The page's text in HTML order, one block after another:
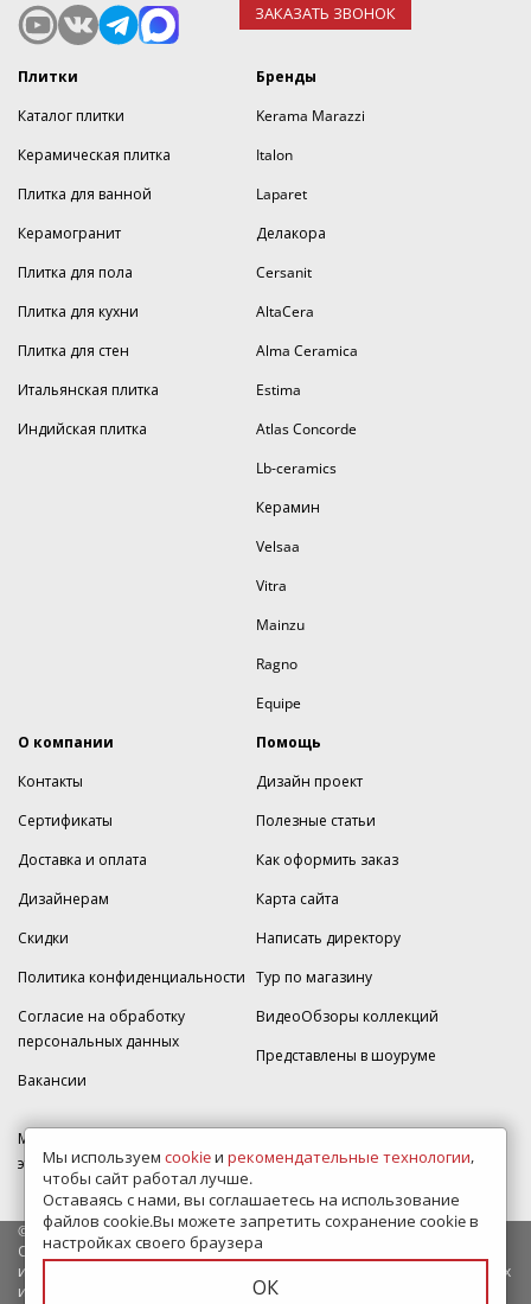
ЗАКАЗАТЬ ЗВОНОК
Плитки
Каталог плитки
Керамическая плитка
Плитка для ванной
Керамогранит
Плитка для пола
Плитка для кухни
Плитка для стен
Итальянская плитка
Индийская плитка
Бренды
Kerama Marazzi
Italon
Laparet
Делакора
Cersanit
AltaCera
Alma Ceramica
Estima
Atlas Concorde
Lb-ceramics
Керамин
Velsaa
Vitra
Mainzu
Ragno
Equipe
О компании
Контакты
Сертификаты
Доставка и оплата
Дизайнерам
Скидки
Политика конфиденциальности
Согласие на обработку
персональных данных
Вакансии
Помощь
Дизайн проект
Полезные статьи
Как оформить заказ
Карта сайта
Написать директору
Тур по магазину
ВидеоОбзоры коллекций
Представлены в шоуруме
МКАД 2км внешняя сторона, д. 2, ТРЦ "Шоколад" (РИО) Реутов, -1
этаж, магазин Плитка-SDVK.
© 2009—2026 г. Все права защищены
Обращаем Ваше внимание на то, что данный интернет-сайт носит
исключительно информационный характер и ни при каких условиях
информационные материалы и цены, размещенные на сайте, не
Мы используем cookieи рекомендательные технологии,
чтобы сайт работал лучше.
Оставаясь с нами, вы соглашаетесь на использование
файлов cookie.Вы можете запретить сохранение cookie в
настройках своего браузера
ОК